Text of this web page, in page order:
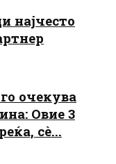
најчесто
очекува
Овие 3
сè...